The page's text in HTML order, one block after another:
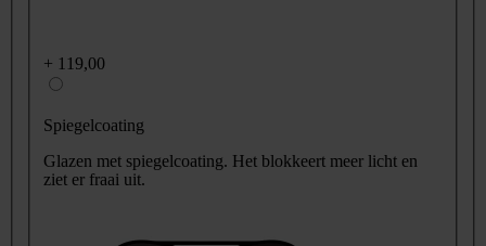
+ 119,00
Spiegelcoating
Glazen met spiegelcoating. Het blokkeert meer licht en
ziet er fraai uit.